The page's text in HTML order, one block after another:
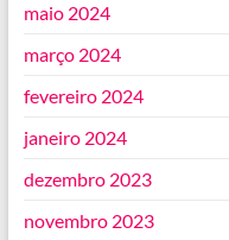
maio 2024
março 2024
fevereiro 2024
janeiro 2024
dezembro 2023
novembro 2023